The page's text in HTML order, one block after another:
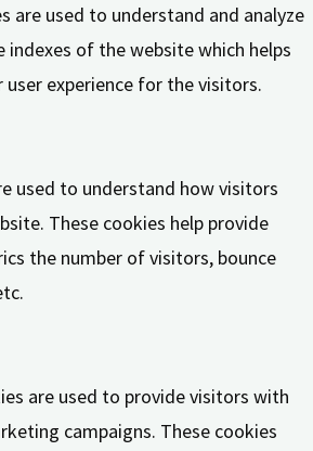
are used to understand and analyze
indexes of the website which helps
experience for the visitors.
used to understand how visitors
These cookies help provide
the number of visitors, bounce
are used to provide visitors with
campaigns. These cookies